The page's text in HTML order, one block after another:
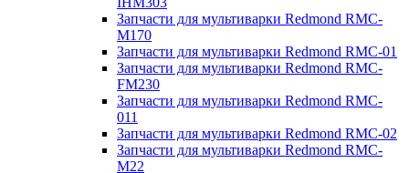
Запчасти для мультиварки Redmond RMC-
M170
Запчасти для мультиварки Redmond RMC-01
Запчасти для мультиварки Redmond RMC-
FM230
Запчасти для мультиварки Redmond RMC-
011
Запчасти для мультиварки Redmond RMC-02
Запчасти для мультиварки Redmond RMC-
M22